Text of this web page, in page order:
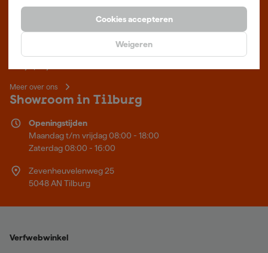
Cookies accepteren
Weigeren
Leer Verfwebwinkel beter kennen
Verf kopen doe je bij Verfwebwinkel.be, dé online verfwinkel van
België. Voordelige verf van topkwaliteit en gratis deskundig advies,
Meer over ons
Showroom in Tilburg
Openingstijden
Maandag t/m vrijdag 08:00 - 18:00
Zaterdag 08:00 - 16:00
Zevenheuvelenweg 25
5048 AN Tilburg
Verfwebwinkel